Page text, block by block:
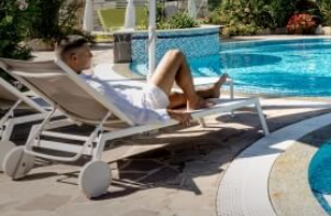
Code de réduction